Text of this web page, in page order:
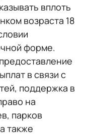
вплоть
возраста 18
форме.
в связи с
поддержка в
на
парков
также